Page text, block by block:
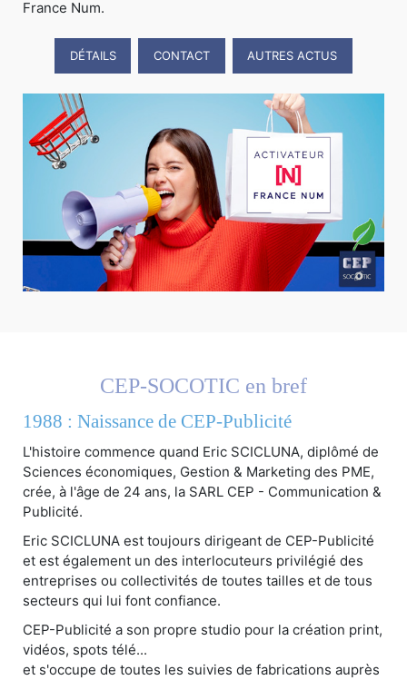
France Num.
DÉTAILS CONTACT AUTRES ACTUS
CEP-SOCOTIC en bref
1988 : Naissance de CEP-Publicité
L'histoire commence quand Eric SCICLUNA, diplômé de
Sciences économiques, Gestion & Marketing des PME,
crée, à l'âge de 24 ans, la SARL CEP - Communication &
Publicité.
Eric SCICLUNA est toujours dirigeant de CEP-Publicité
et est également un des interlocuteurs privilégié des
entreprises ou collectivités de toutes tailles et de tous
secteurs qui lui font confiance.
CEP-Publicité a son propre studio pour la création print,
vidéos, spots télé...
et s'occupe de toutes les suivies de fabrications auprès